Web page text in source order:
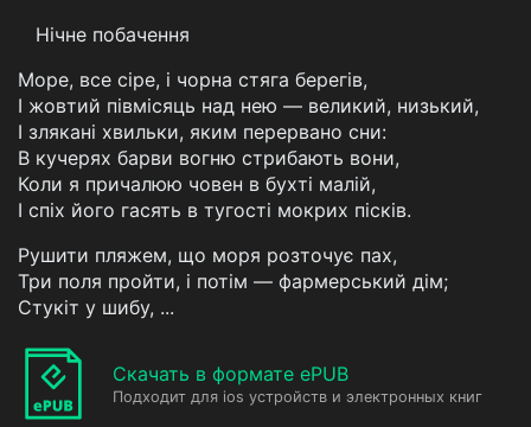
Нічне побачення
Море, все сіре, і чорна стяга берегів,
I жовтий півмісяць над нею — великий, низький,
I злякані хвильки, яким перервано сни:
В кучерях барви вогню стрибають вони,
Коли я причалюю човен в бухті малій,
I спіх його гасять в тугості мокрих пісків.
Рушити пляжем, що моря розточує пах,
Три поля пройти, і потім — фармерський дім;
Стукіт у шибу, ...
Скачать в формате ePUB
Подходит для ios устройств и электронных книг